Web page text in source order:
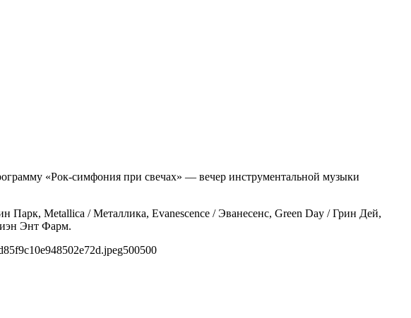
«Рок-симфония при свечах» — вечер инструментальной музыки
Metallica / Металлика, Evanescence / Эванесенс, Green Day / Грин Дей,
Энт Фарм.
500500